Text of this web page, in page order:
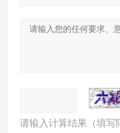
请输入计算结果（填写